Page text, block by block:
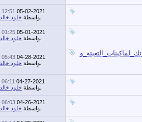
05-02-2021
12:51 AM
بواسطة خلود خالد
05-01-2021
01:25 AM
بواسطة خلود خالد
04-28-2021
05:43 AM
بواسطة خلود خالد
04-27-2021
06:11 AM
بواسطة خلود خالد
04-26-2021
06:03 AM
بواسطة خلود خالد